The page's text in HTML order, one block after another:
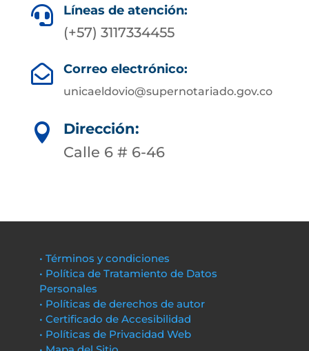
 Líneas de atención:
(+57) 3117334455
 Correo electrónico:
unicaeldovio@supernotariado.gov.co

Dirección:
Calle 6 # 6-46
• Términos y condiciones
• Política de Tratamiento de Datos
Personales
• Políticas de derechos de autor
• Certificado de Accesibilidad
• Políticas de Privacidad Web